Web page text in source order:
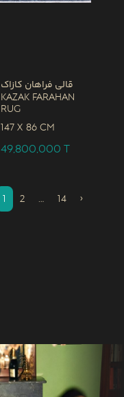
قالی فراهان کازاک
Kazak Farahan
Rug
147 x 86 CM
49,800,000T
1 2 … 14 ›